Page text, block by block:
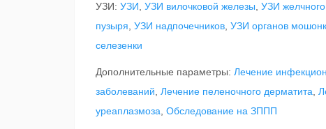
УЗИ: УЗИ УЗИ вилочковой железы УЗИ
пузыря УЗИ надпочечников УЗИ органов
селезенки
Дополнительные параметры: Лечение
заболеваний Лечение пеленочного дерматита
уреаплазмоза Обследование на ЗППП